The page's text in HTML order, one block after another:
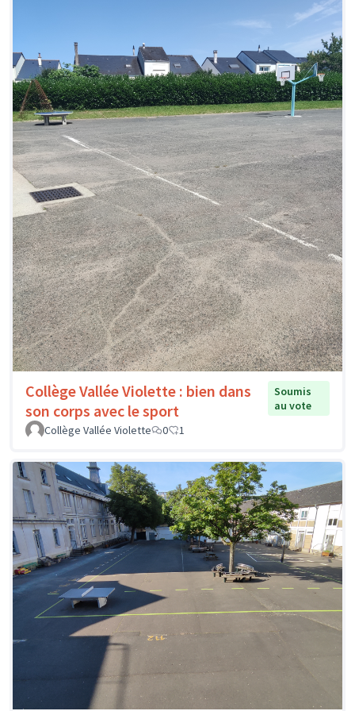
Collège Vallée Violette : bien dans
son corps avec le sport
Soumis
au vote
Collège Vallée Violette
0 1